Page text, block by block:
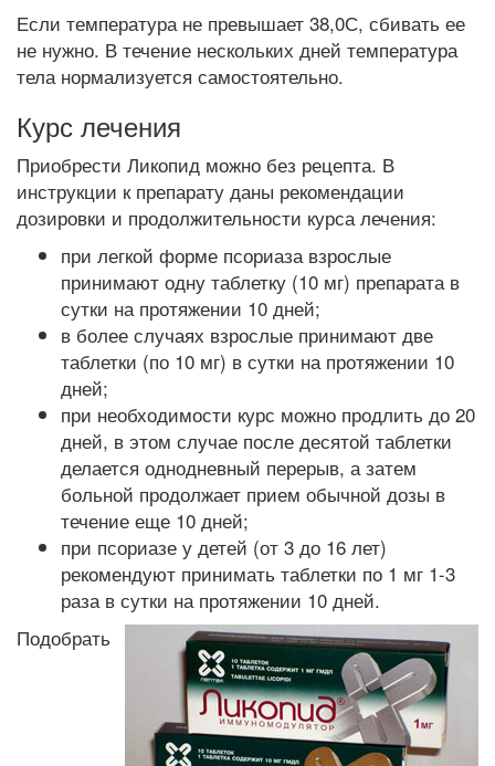
Если температура не превышает 38,0С, сбивать ее
не нужно. В течение нескольких дней температура
тела нормализуется самостоятельно.
Курс лечения
Приобрести Ликопид можно без рецепта. В
инструкции к препарату даны рекомендации
дозировки и продолжительности курса лечения:
при легкой форме псориаза взрослые
принимают одну таблетку (10 мг) препарата в
сутки на протяжении 10 дней;
в более случаях взрослые принимают две
таблетки (по 10 мг) в сутки на протяжении 10
дней;
при необходимости курс можно продлить до 20
дней, в этом случае после десятой таблетки
делается однодневный перерыв, а затем
больной продолжает прием обычной дозы в
течение еще 10 дней;
при псориазе у детей (от 3 до 16 лет)
рекомендуют принимать таблетки по 1 мг 1-3
раза в сутки на протяжении 10 дней.
Подобрать